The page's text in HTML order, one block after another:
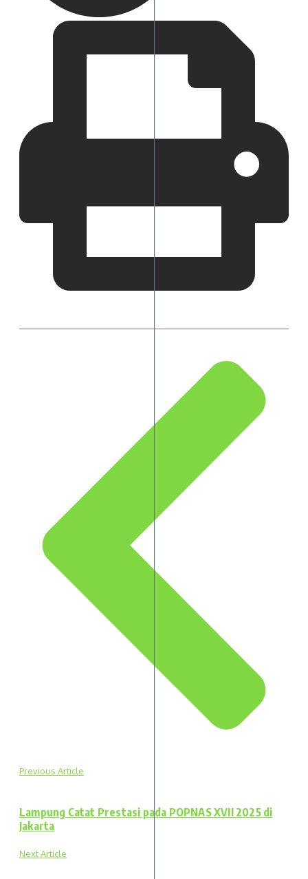
Previous Article
Lampung Catat Prestasi pada POPNAS XVII 2025 di
Jakarta
Next Article